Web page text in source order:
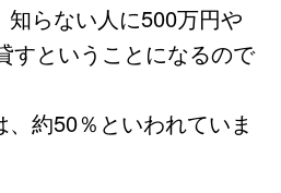
らない人に500万円や
すということになるので
約50％といわれていま